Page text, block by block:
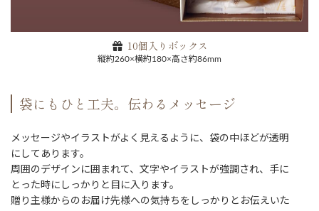
10個入りボックス
縦約260×横約180×高さ約86mm
袋にもひと工夫。伝わるメッセージ
メッセージやイラストがよく見えるように、袋の中ほどが透明
にしてあります。
周囲のデザインに囲まれて、文字やイラストが強調され、手に
とった時にしっかりと目に入ります。
贈り主様からのお届け先様への気持ちをしっかりとお伝えいた